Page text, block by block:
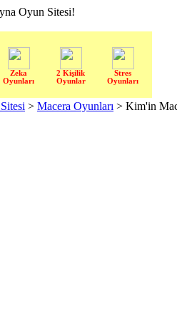
Oyun Sitesi!
Zeka
Oyunları
2 Kişilik
Oyunlar
Stres
Oyunları
> Macera Oyunları > Kim'in